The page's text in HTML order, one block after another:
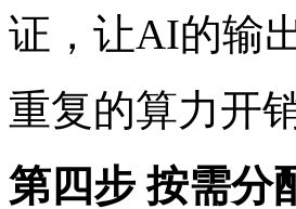
证，让AI的
重复的算力开
第四步 按需分